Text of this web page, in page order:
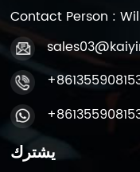
معًا موثوقية إمدادات
Contact Person :
يشترك